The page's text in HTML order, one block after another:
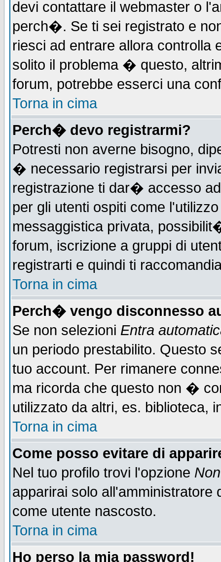
devi contattare il webmaster o
perch�. Se ti sei registrato e
riesci ad entrare allora controlla
solito il problema � questo,
forum, potrebbe esserci una
Torna in cima
Perch� devo registrarmi?
Potresti non averne bisogno,
� necessario registrarsi per
registrazione ti dar� accesso
per gli utenti ospiti come
messaggistica privata,
forum, iscrizione a gruppi di
registrarti e quindi ti
Torna in cima
Perch� vengo disconnesso
Se non selezioni Entra
un periodo prestabilito. Questo
tuo account. Per rimanere
ma ricorda che questo non �
utilizzato da altri, es.
Torna in cima
Come posso evitare di
Nel tuo profilo trovi l'opzione
apparirai solo all'amministratore
come utente nascosto.
Torna in cima
Ho perso la mia password!